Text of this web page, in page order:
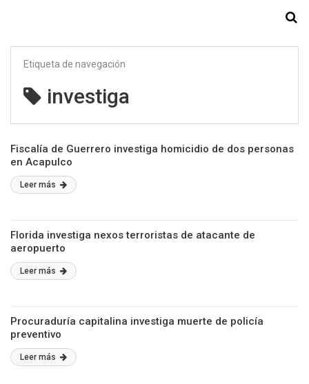
Etiqueta de navegación
investiga
Fiscalía de Guerrero investiga homicidio de dos personas
en Acapulco
Leer más
Florida investiga nexos terroristas de atacante de
aeropuerto
Leer más
Procuraduría capitalina investiga muerte de policía
preventivo
Leer más